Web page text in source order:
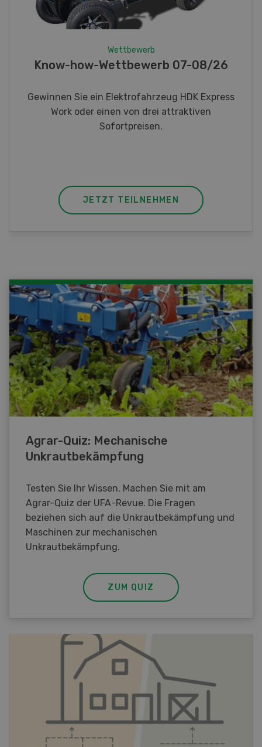
Fotorätsel 07-08/26
Gewinnen Sie eines von fünf LANDI
Taschenmessern
JETZT TEILNEHMEN
Agrar-Quiz: Mechanische
Unkrautbekämpfung
Testen Sie Ihr Wissen. Machen Sie mit am
Agrar-Quiz der UFA-Revue. Die Fragen
beziehen sich auf die Unkrautbekämpfung und
Maschinen zur mechanischen
Unkrautbekämpfung.
ZUM QUIZ